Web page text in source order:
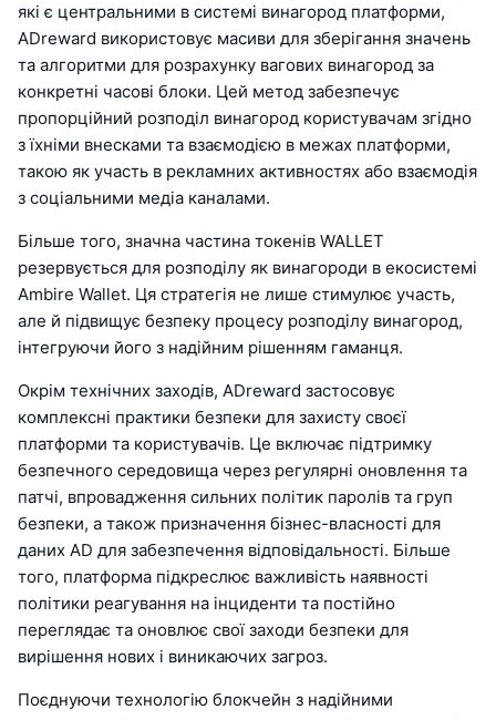
які є центральними в системі винагород платформи,
ADreward використовує масиви для зберігання значень
та алгоритми для розрахунку вагових винагород за
конкретні часові блоки. Цей метод забезпечує
пропорційний розподіл винагород користувачам згідно
з їхніми внесками та взаємодією в межах платформи,
такою як участь в рекламних активностях або взаємодія
з соціальними медіа каналами.
Більше того, значна частина токенів WALLET
резервується для розподілу як винагороди в екосистемі
Ambire Wallet. Ця стратегія не лише стимулює участь,
але й підвищує безпеку процесу розподілу винагород,
інтегруючи його з надійним рішенням гаманця.
Окрім технічних заходів, ADreward застосовує
комплексні практики безпеки для захисту своєї
платформи та користувачів. Це включає підтримку
безпечного середовища через регулярні оновлення та
патчі, впровадження сильних політик паролів та груп
безпеки, а також призначення бізнес-власності для
даних AD для забезпечення відповідальності. Більше
того, платформа підкреслює важливість наявності
політики реагування на інциденти та постійно
переглядає та оновлює свої заходи безпеки для
вирішення нових і виникаючих загроз.
Поєднуючи технологію блокчейн з надійними